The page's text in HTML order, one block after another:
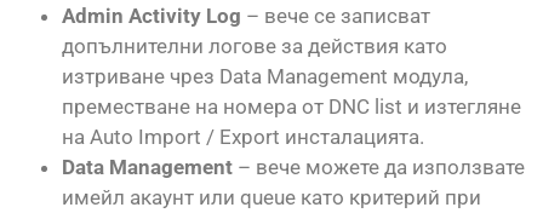
Admin Activity Log – вече се записват
допълнителни логове за действия като
изтриване чрез Data Management модула,
преместване на номера от DNC list и изтегляне
на Auto Import / Export инсталацията.
Data Management – вече можете да използвате
имейл акаунт или queue като критерий при